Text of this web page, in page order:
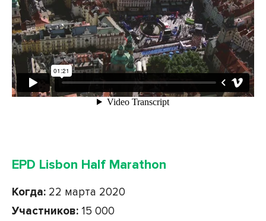
EPD Lisbon Half Marathon
Когда: 22 марта 2020
Участников: 15 000